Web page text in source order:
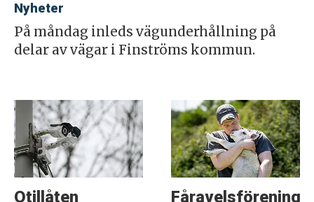
Nyheter
På måndag inleds vägunderhållning på
delar av vägar i Finströms kommun.
Otillåten